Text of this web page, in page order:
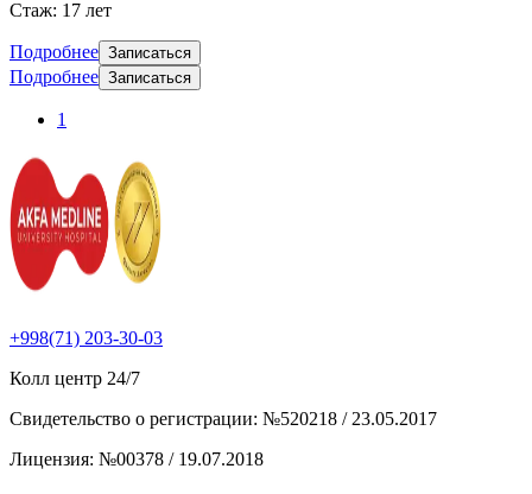
Стаж: 17 лет
Подробнее Записаться
Подробнее Записаться
1
+998(71) 203-30-03
Колл центр 24/7
Свидетельство о регистрации: №520218 / 23.05.2017
Лицензия: №00378 / 19.07.2018